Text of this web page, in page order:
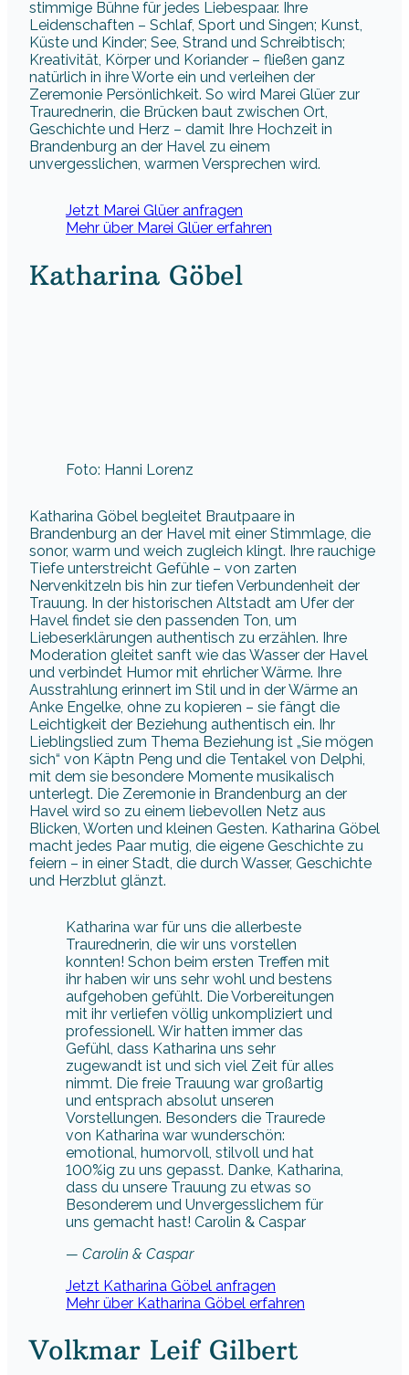
stimmige Bühne für jedes Liebespaar. Ihre
Leidenschaften – Schlaf, Sport und Singen; Kunst,
Küste und Kinder; See, Strand und Schreibtisch;
Kreativität, Körper und Koriander – fließen ganz
natürlich in ihre Worte ein und verleihen der
Zeremonie Persönlichkeit. So wird Marei Glüer zur
Traurednerin, die Brücken baut zwischen Ort,
Geschichte und Herz – damit Ihre Hochzeit in
Brandenburg an der Havel zu einem
unvergesslichen, warmen Versprechen wird.
Jetzt Marei Glüer anfragen
Mehr über Marei Glüer erfahren
Katharina Göbel
Foto: Hanni Lorenz
Katharina Göbel begleitet Brautpaare in
Brandenburg an der Havel mit einer Stimmlage, die
sonor, warm und weich zugleich klingt. Ihre rauchige
Tiefe unterstreicht Gefühle – von zarten
Nervenkitzeln bis hin zur tiefen Verbundenheit der
Trauung. In der historischen Altstadt am Ufer der
Havel findet sie den passenden Ton, um
Liebeserklärungen authentisch zu erzählen. Ihre
Moderation gleitet sanft wie das Wasser der Havel
und verbindet Humor mit ehrlicher Wärme. Ihre
Ausstrahlung erinnert im Stil und in der Wärme an
Anke Engelke, ohne zu kopieren – sie fängt die
Leichtigkeit der Beziehung authentisch ein. Ihr
Lieblingslied zum Thema Beziehung ist „Sie mögen
sich“ von Käptn Peng und die Tentakel von Delphi,
mit dem sie besondere Momente musikalisch
unterlegt. Die Zeremonie in Brandenburg an der
Havel wird so zu einem liebevollen Netz aus
Blicken, Worten und kleinen Gesten. Katharina Göbel
macht jedes Paar mutig, die eigene Geschichte zu
feiern – in einer Stadt, die durch Wasser, Geschichte
und Herzblut glänzt.
Katharina war für uns die allerbeste
Traurednerin, die wir uns vorstellen
konnten! Schon beim ersten Treffen mit
ihr haben wir uns sehr wohl und bestens
aufgehoben gefühlt. Die Vorbereitungen
mit ihr verliefen völlig unkompliziert und
professionell. Wir hatten immer das
Gefühl, dass Katharina uns sehr
zugewandt ist und sich viel Zeit für alles
nimmt. Die freie Trauung war großartig
und entsprach absolut unseren
Vorstellungen. Besonders die Traurede
von Katharina war wunderschön:
emotional, humorvoll, stilvoll und hat
100%ig zu uns gepasst. Danke, Katharina,
dass du unsere Trauung zu etwas so
Besonderem und Unvergesslichem für
uns gemacht hast! Carolin & Caspar
— Carolin & Caspar
Jetzt Katharina Göbel anfragen
Mehr über Katharina Göbel erfahren
Volkmar Leif Gilbert